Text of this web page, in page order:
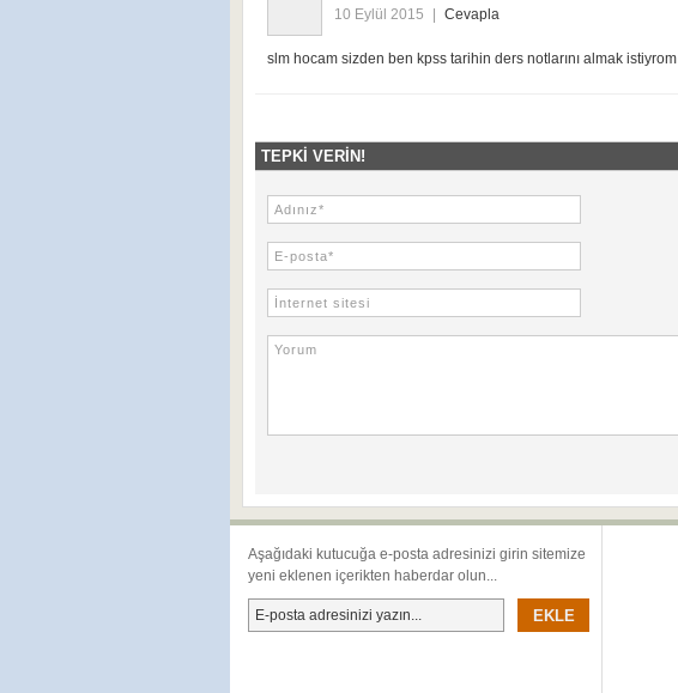
10 Eylül 2015 Cevapla
slm hocam sizden ben kpss tarihin ders notlarını almak istiyrom
TEPKI VERIN!
Aşağıdaki kutucuğa e-posta adresinizi girin sitemize
yeni eklenen içerikten haberdar olun...